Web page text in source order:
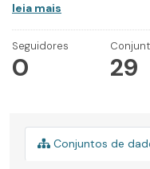
leia mais
Seguidores
0 29
Conjuntos de